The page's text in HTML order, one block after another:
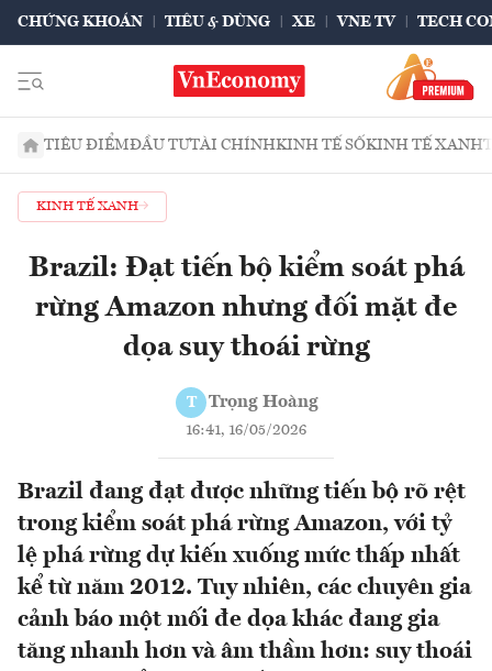
CHỨNG KHOÁN TIÊU & DÙNG XE VNE TV TECH
TIÊU ĐIỂMĐẦU TƯTÀI CHÍNHKINH TẾ SỐKINH TẾ XANH
KINH TẾ XANH
Brazil: Đạt tiến bộ kiểm soát phá
rừng Amazon nhưng đối mặt đe
dọa suy thoái rừng
T Trọng Hoàng
16:41, 16/05/2026
Brazil đang đạt được những tiến bộ rõ rệt
trong kiểm soát phá rừng Amazon, với tỷ
lệ phá rừng dự kiến xuống mức thấp nhất
kể từ năm 2012. Tuy nhiên, các chuyên gia
cảnh báo một mối đe dọa khác đang gia
tăng nhanh hơn và âm thầm hơn: suy thoái